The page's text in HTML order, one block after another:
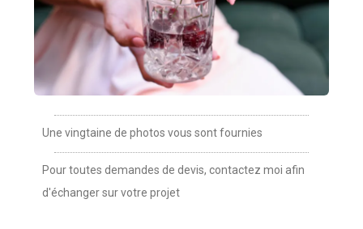
Une vingtaine de photos vous sont fournies
Pour toutes demandes de devis, contactez moi afin
d'échanger sur votre projet